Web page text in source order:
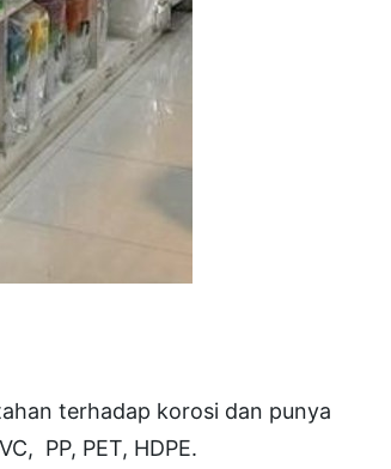
terhadap korosi dan punya
PP, PET, HDPE.